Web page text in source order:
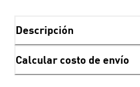
Descripción
Calcular costo de envío